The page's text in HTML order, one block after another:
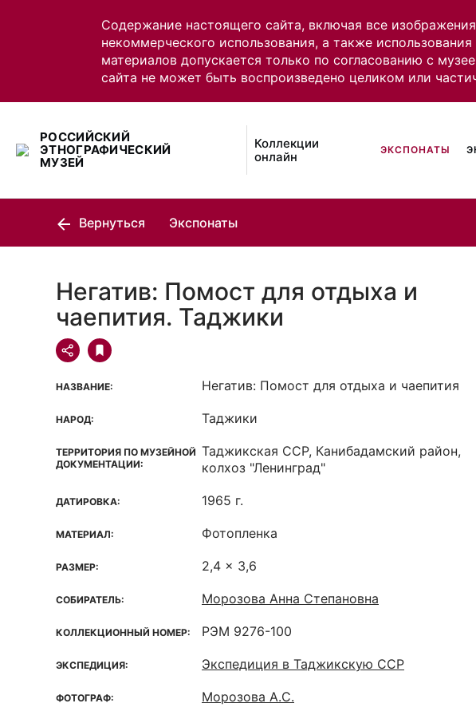
Содержание настоящего сайта, включая все
некоммерческого использования, а также
материалов допускается только по согласованию с
сайта не может быть воспроизведено целиком или
РОССИЙСКИЙ
ЭТНОГРАФИЧЕСКИЙ
МУЗЕЙ
Коллекции
онлайн
ЭКСПОНАТЫ
Вернуться Экспонаты
Негатив: Помост для отдыха и
чаепития. Таджики
НАЗВАНИЕ: Негатив: Помост для отдыха и чаепития
НАРОД: Таджики
ТЕРРИТОРИЯ ПО МУЗЕЙНОЙ
ДОКУМЕНТАЦИИ:
Таджикская ССР, Канибадамский район,
колхоз "Ленинград"
ДАТИРОВКА: 1965 г.
МАТЕРИАЛ: Фотопленка
РАЗМЕР: 2,4 x 3,6
СОБИРАТЕЛЬ: Морозова Анна Степановна
КОЛЛЕКЦИОННЫЙ НОМЕР: РЭМ 9276-100
ЭКСПЕДИЦИЯ: Экспедиция в Таджикскую ССР
ФОТОГРАФ: Морозова А.С.